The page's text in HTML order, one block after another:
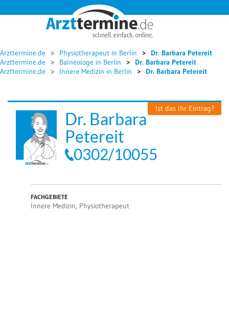




Arzttermine.de Physiotherapeut in Berlin
Dr. Barbara Petereit
Arzttermine.de
Balneologe in Berlin
Dr. Barbara Petereit
Arzttermine.de
Innere Medizin in Berlin Dr. Barbara Petereit
Ist das Ihr Eintrag?
Dr. Barbara
Petereit
0302/10055
FACHGEBIETE
Innere Medizin, Physiotherapeut